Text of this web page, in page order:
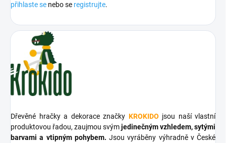
přihlaste se nebo se registrujte.
Dřevěné hračky a dekorace značky KROKIDO jsou naší vlastní
produktovou řadou, zaujmou svýmjedinečným vzhledem, sytými
barvami a vtipným pohybem. Jsou vyráběny výhradně v České